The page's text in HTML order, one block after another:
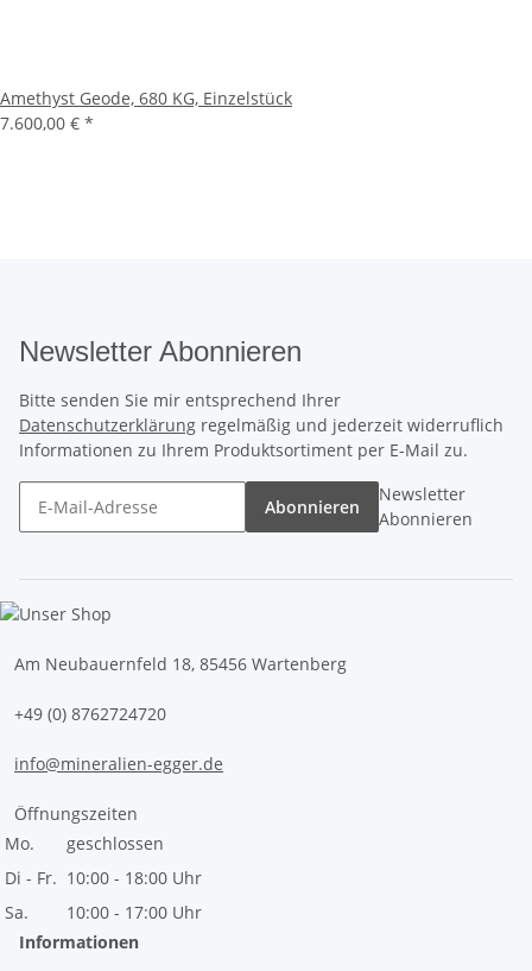
Amethyst Geode, 680 KG, Einzelstück
7.600,00 € *
Newsletter Abonnieren
Bitte senden Sie mir entsprechend Ihrer
Datenschutzerklärung regelmäßig und jederzeit widerruflich
Informationen zu Ihrem Produktsortiment per E-Mail zu.
Abonnieren
Newsletter
Abonnieren
Am Neubauernfeld 18, 85456 Wartenberg
+49 (0) 8762724720
info@mineralien-egger.de
Öffnungszeiten
Mo.
geschlossen
Di - Fr. 10:00 - 18:00 Uhr
Sa.
10:00 - 17:00 Uhr
Informationen